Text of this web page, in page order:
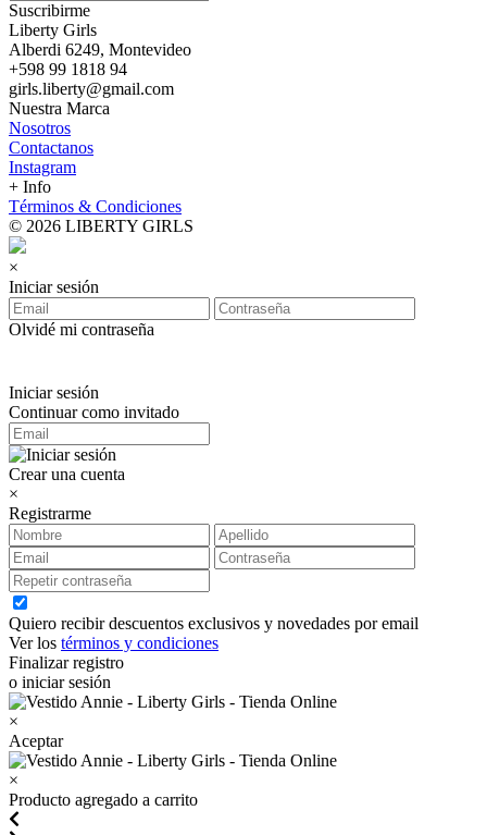
Suscribirme
Liberty Girls
Alberdi 6249, Montevideo
+598 99 1818 94
girls.liberty@gmail.com
Nuestra Marca
Nosotros
Contactanos
Instagram
+ Info
Términos & Condiciones
© 2026 LIBERTY GIRLS
×
Iniciar sesión
Olvidé mi contraseña
Iniciar sesión
Continuar como invitado
Crear una cuenta
×
Registrarme
Quiero recibir descuentos exclusivos y novedades por email
Ver los términos y condiciones
Finalizar registro
o iniciar sesión
×
Aceptar
×
Producto agregado a carrito